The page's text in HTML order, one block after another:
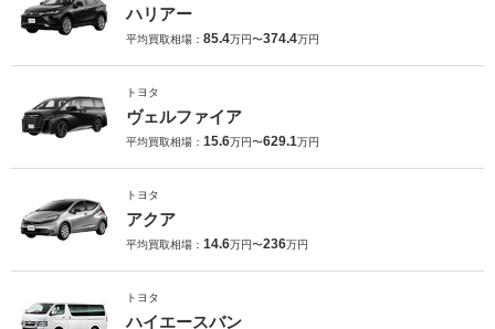
ハリアー
平均買取相場： 85.4万円〜374.4万円
トヨタ
ヴェルファイア
平均買取相場： 15.6万円〜629.1万円
トヨタ
アクア
平均買取相場： 14.6万円〜236万円
トヨタ
ハイエースバン